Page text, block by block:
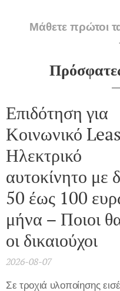
Μάθετε πρώτοι
Επιδότηση για
Κοινωνικό
Ηλεκτρικό
αυτοκίνητο με
50 έως 100
μήνα – Ποιοι
οι δικαιούχοι
2026-08-07
Σε τροχιά υλοποίησης